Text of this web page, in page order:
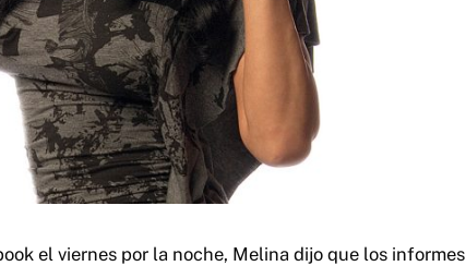
el viernes por la noche, Melina dijo que los informes